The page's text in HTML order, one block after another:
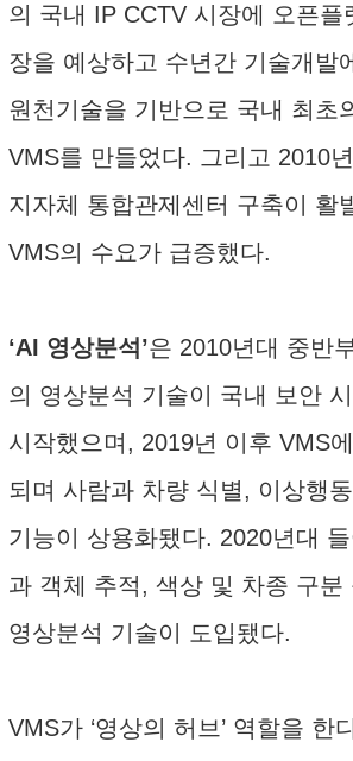
의 국내 IP CCTV 시장에 오픈플
장을 예상하고 수년간 기술개발
원천기술을 기반으로 국내 최초
VMS를 만들었다. 그리고 2010
지자체 통합관제센터 구축이 활
VMS의 수요가 급증했다.
‘AI 영상분석’은 2010년대 중반
의 영상분석 기술이 국내 보안
시작했으며, 2019년 이후 VMS
되며 사람과 차량 식별, 이상행
기능이 상용화됐다. 2020년대
과 객체 추적, 색상 및 차종 구분
영상분석 기술이 도입됐다.
VMS가 ‘영상의 허브’ 역할을 한